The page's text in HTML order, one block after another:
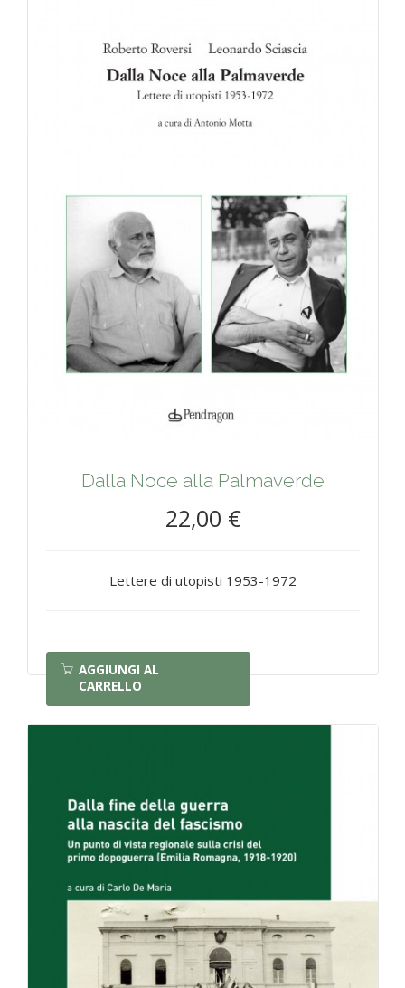
Dalla Noce alla Palmaverde
22,00 €
Lettere di utopisti 1953-1972
AGGIUNGI AL
CARRELLO